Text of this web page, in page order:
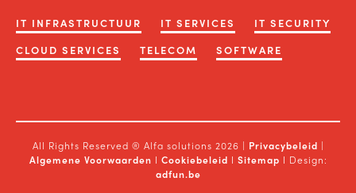
IT INFRASTRUCTUUR IT SERVICES
IT SECURITY
CLOUD SERVICES
TELECOM SOFTWARE
All Rights Reserved ® Alfa solutions 2026 | Privacybeleid |
Algemene Voorwaarden I Cookiebeleid I Sitemap I Design:
adfun.be